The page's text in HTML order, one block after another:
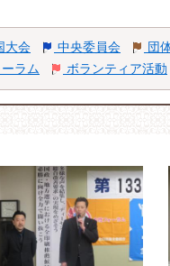
大会 中央委員会
団
ラム ボランティア活動